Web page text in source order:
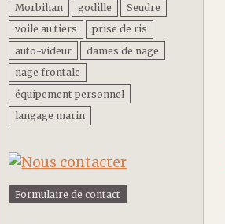
Morbihan
godille
Seudre
voile au tiers
prise de ris
auto-videur
dames de nage
nage frontale
équipement personnel
langage marin
Formulaire de contact